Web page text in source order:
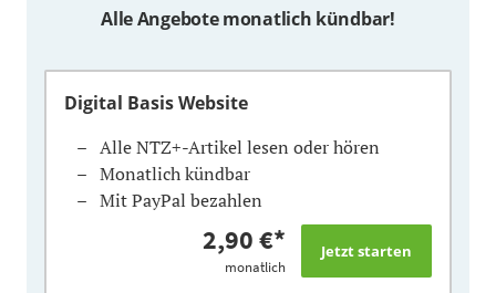
Alle Angebote monatlich kündbar!
Digital Basis Website
Alle NTZ+-Artikel lesen oder hören
Monatlich kündbar
Mit PayPal bezahlen
2,90 €*
monatlich